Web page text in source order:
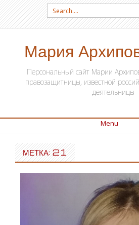
Search for:
Мария
Персональный сайт Марии
правозащитницы, известной
деятельницы
Menu
SKIP TO CONTENT
МЕТКА: 21